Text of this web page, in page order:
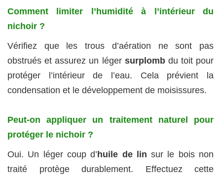
Comment limiter l’humidité à l’intérieur du
nichoir ?
Vérifiez que les trous d’aération ne sont pas
obstrués et assurez un léger surplombdu toit pour
protéger l’intérieur de l’eau. Cela prévient la
condensation et le développement de moisissures.
Peut-on appliquer un traitement naturel pour
protéger le nichoir ?
Oui. Un léger coup d’ huile de lin sur le bois non
traité protège durablement. Effectuez cette